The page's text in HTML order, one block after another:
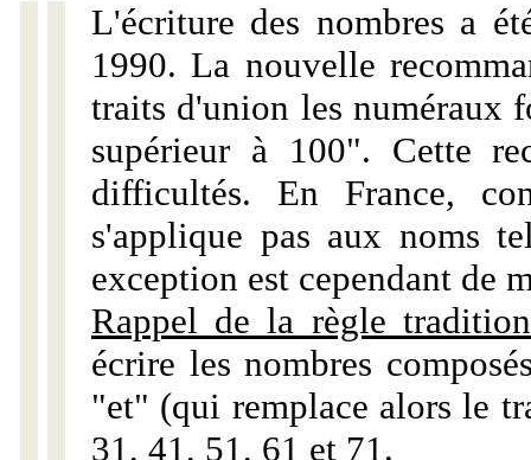
L'écriture des nombres a
1990. La nouvelle
traits d'union les numéraux
supérieur à 100". Cette
difficultés. En France,
s'applique pas aux noms
exception est cependant de
Rappel de la règle
écrire les nombres
"et" (qui remplace alors le
31, 41, 51, 61 et 71.